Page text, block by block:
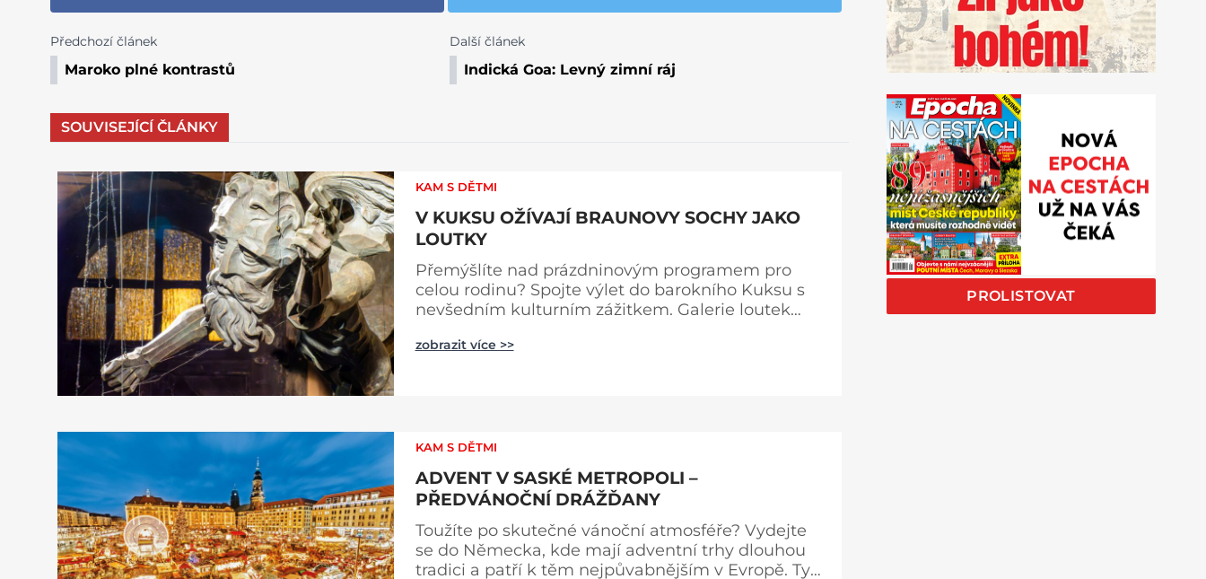
Předchozí článek
Maroko plné kontrastů
Další článek
Indická Goa: Levný zimní ráj
SOUVISEJÍCÍ ČLÁNKY
KAM S DĚTMI
V KUKSU OŽÍVAJÍ BRAUNOVY SOCHY JAKO
LOUTKY
Přemýšlíte nad prázdninovým programem pro
celou rodinu? Spojte výlet do barokního Kuksu s
nevšedním kulturním zážitkem. Galerie loutek
stálou expozici Braunova socha loutkou. Jde o
zobrazit více >>
KAM S DĚTMI
ADVENT V SASKÉ METROPOLI –
PŘEDVÁNOČNÍ DRÁŽĎANY
Toužíte po skutečné vánoční atmosféře? Vydejte
se do Německa, kde mají adventní trhy dlouhou
tradici a patří k těm nejpůvabnějším v Evropě. Ty
PROLISTOVAT